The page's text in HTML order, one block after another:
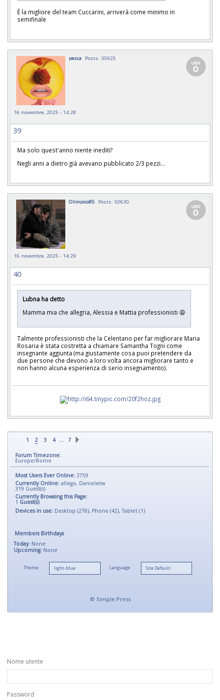
È la migliore del team Cuccarini, arriverà come minimo in
semifinale
pesca Posts: 35925
16 novembre, 2025 - 14:28
39
Ma solo quest'anno niente inediti?
Negli anni a dietro già avevano pubblicato 2/3 pezzi...
Olimpico85 Posts: 50630
16 novembre, 2025 - 14:29
40
Lubna ha detto
Mamma mia che allegria, Alessia e Mattia professionisti 😩
Talmente professionisti che la Celentano per far migliorare Maria
Rosaria è stata costretta a chiamare Samantha Togni come
insegnante aggiunta (ma giustamente cosa puoi pretendere da
due persone che devono a loro volta ancora migliorare tanto e
non hanno alcuna esperienza di serio insegnamento).
1 2 3 4 … 7
Forum Timezone:
Europe/Rome
Most Users Ever Online: 3759
Currently Online: allego, Danieletw
319 Guest(s)
Currently Browsing this Page:
1 Guest(s)
Devices in use: Desktop (278), Phone (42), Tablet (1)
Members Birthdays
Today: None
Upcoming: None
Theme: Language:
© Simple:Press
Nome utente
Password